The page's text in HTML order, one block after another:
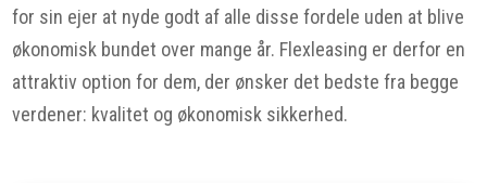
for sin ejer at nyde godt af alle disse fordele uden at blive
økonomisk bundet over mange år. Flexleasing er derfor en
attraktiv option for dem, der ønsker det bedste fra begge
verdener: kvalitet og økonomisk sikkerhed.